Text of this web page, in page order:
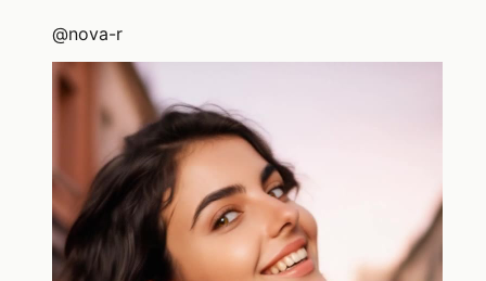
@nova-r